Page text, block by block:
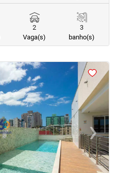
2
Vaga(s)
3
banho(s)
›Next